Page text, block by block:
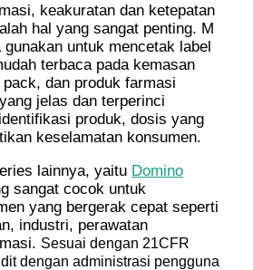
keakuratan dan ketepatan
hal yang sangat penting. M
gunakan untuk mencetak label
terbaca pada kemasan
dan produk farmasi
jelas dan terperinci
produk, dosis yang
keselamatan konsumen.
lainnya, yaitu Domino
sangat cocok untuk
yang bergerak cepat seperti
industri, perawatan
Sesuai dengan 21CFR
dengan administrasi pengguna